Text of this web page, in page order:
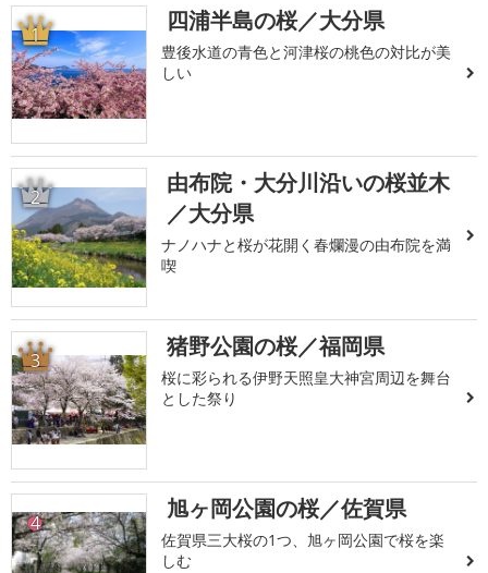
1 四浦半島の桜／大分県
豊後水道の青色と河津桜の桃色の対比が美
しい
2
由布院・大分川沿いの桜並木
／大分県
ナノハナと桜が花開く春爛漫の由布院を満
喫
3 猪野公園の桜／福岡県
桜に彩られる伊野天照皇大神宮周辺を舞台
とした祭り
4 旭ヶ岡公園の桜／佐賀県
佐賀県三大桜の1つ、旭ヶ岡公園で桜を楽
しむ